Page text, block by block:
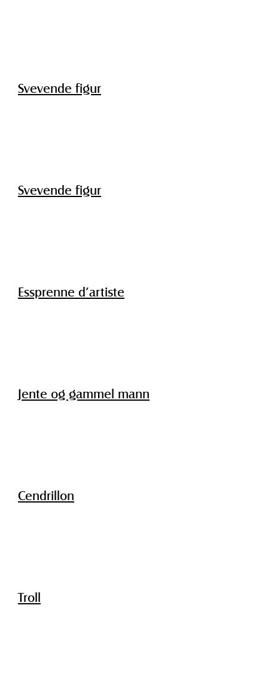
Svevende figur
Svevende figur
Essprenne d’artiste
Jente og gammel mann
Cendrillon
Troll